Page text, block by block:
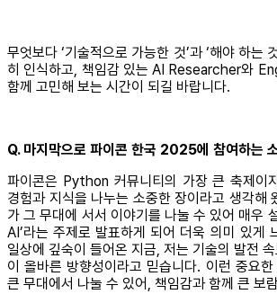
무엇보다 ‘기술적으로 가능한 것’과 ‘해야 하는
히 인식하고, 책임감 있는 AI Researcher와
함께 고민해 보는 시간이 되길 바랍니다.
Q. 마지막으로 파이콘 한국 2025에 참여하는
파이콘은 Python 커뮤니티의 가장 큰 축제이
경험과 지식을 나누는 소중한 장이라고 생각해
가 그 무대에 서서 이야기를 나눌 수 있어 매우
AI’라는 주제로 발표하게 되어 더욱 의미 있게
일상에 깊숙이 들어온 지금, 저는 기술의 발전
이 올바른 방향성이라고 믿습니다. 이런 중요
큰 무대에서 나눌 수 있어, 책임감과 함께 큰 보